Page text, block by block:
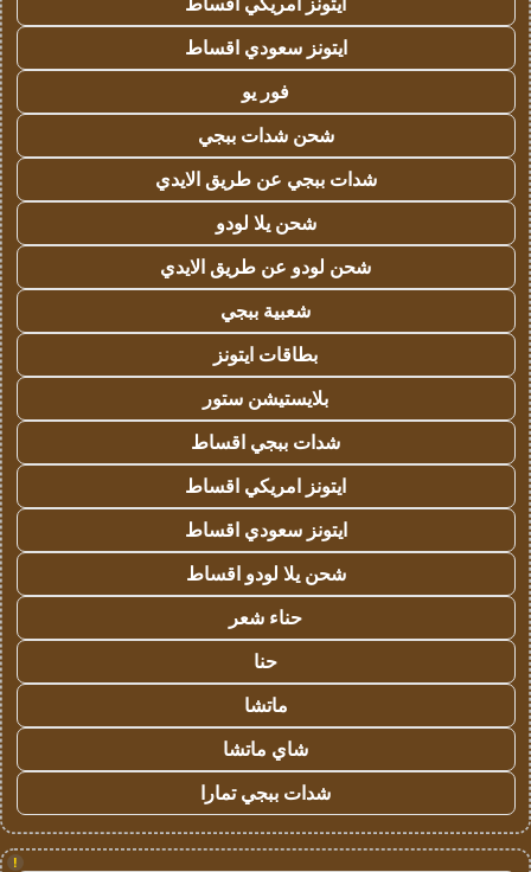
ايتونز سعودي اقساط
فور يو
شحن شدات ببجي
شدات ببجي عن طريق الايدي
شحن يلا لودو
شحن لودو عن طريق الايدي
شعبية ببجي
بطاقات ايتونز
بلايستيشن ستور
شدات ببجي اقساط
ايتونز امريكي اقساط
ايتونز سعودي اقساط
شحن يلا لودو اقساط
حناء شعر
حنا
ماتشا
شاي ماتشا
شدات ببجي تمارا
!